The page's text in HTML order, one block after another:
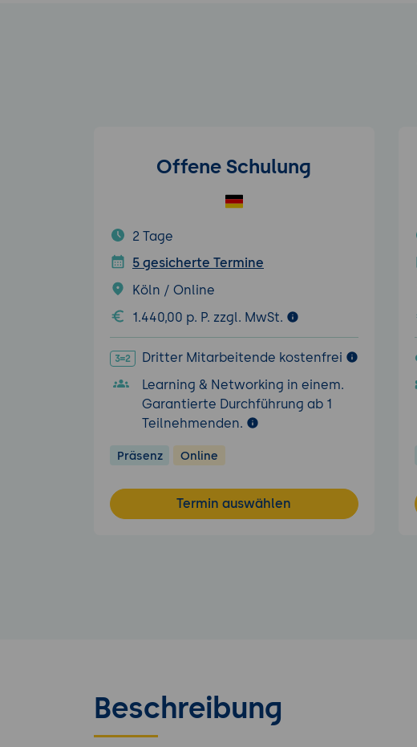
Offene Schulung
2 Tage
5 gesicherte Termine
Köln / Online
1.440,00 p. P. zzgl. MwSt.
Dritter Mitarbeitende kostenfrei
Learning & Networking in einem.
Garantierte Durchführung ab 1
Teilnehmenden.
Präsenz Online
Termin auswählen
Beschreibung